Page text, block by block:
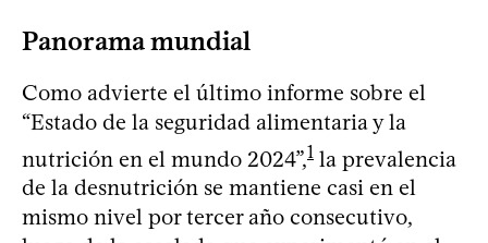
Panorama mundial
Como advierte el último informe sobre el
“Estado de la seguridad alimentaria y la
nutrición en el mundo 2024”,1 la prevalencia
de la desnutrición se mantiene casi en el
mismo nivel por tercer año consecutivo,